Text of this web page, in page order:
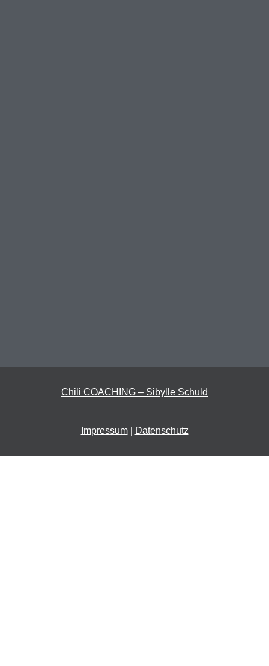
Chili COACHING – Sibylle Schuld
Impressum| Datenschutz